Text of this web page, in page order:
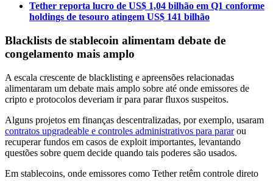
Tether reporta lucro de US$ 1,04 bilhão em Q1 conforme
holdings de tesouro atingem US$ 141 bilhão
Blacklists de stablecoin alimentam debate de
congelamento mais amplo
A escala crescente de blacklisting e apreensões relacionadas
alimentaram um debate mais amplo sobre até onde emissores de
cripto e protocolos deveriam ir para parar fluxos suspeitos.
Alguns projetos em finanças descentralizadas, por exemplo, usaram
contratos upgradeable e controles administrativos para pararou
recuperar fundos em casos de exploit importantes, levantando
questões sobre quem decide quando tais poderes são usados.
Em stablecoins, onde emissores como Tether retêm controle direto